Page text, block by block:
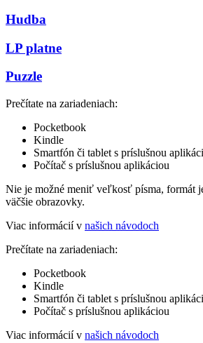
Hudba
LP platne
Puzzle
Prečítate na zariadeniach:
Pocketbook
Kindle
Smartfón či tablet s príslušnou
Počítač s príslušnou aplikáciou
Nie je možné meniť veľkosť písma, formát
väčšie obrazovky.
Viac informácií v našich návodoch
Prečítate na zariadeniach:
Pocketbook
Kindle
Smartfón či tablet s príslušnou
Počítač s príslušnou aplikáciou
Viac informácií v našich návodoch